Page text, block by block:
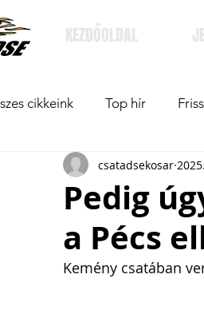
KEZDŐOLDAL
cikkeink Top hír Friss
Pedig
a Pécs
csatadsekosar
Kemény csatában